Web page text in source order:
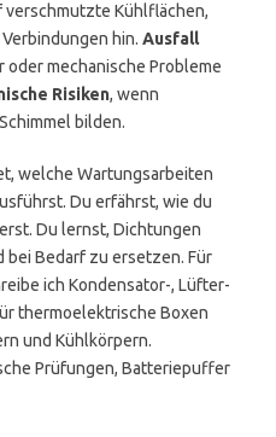
verschmutzte Kühlflächen,
hin. Ausfall
oder mechanische Probleme
Risiken, wenn
bilden.
welche Wartungsarbeiten
Du erfährst, wie du
Du lernst, Dichtungen
bei Bedarf zu ersetzen. Für
ich Kondensator-, Lüfter-
thermoelektrische Boxen
und Kühlkörpern.
Prüfungen, Batteriepuffer